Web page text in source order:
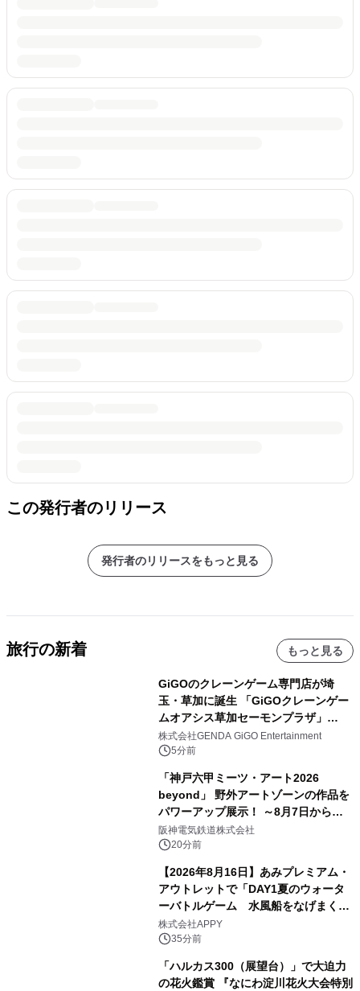
この発行者のリリース
発行者のリリースをもっと見る
旅行の新着 もっと見る
GiGOのクレーンゲーム専門店が埼
玉・草加に誕生 「GiGOクレーンゲー
ムオアシス草加セーモンプラザ」
2026年8月7日(金)10時グランドオープ
ン
株式会社GENDA GiGO Entertainment
5分前
「神戸六甲ミーツ・アート2026
beyond」 野外アートゾーンの作品を
パワーアップ展示！ ～8月7日からは
直前割パスポートを販売～
阪神電気鉄道株式会社
20分前
【2026年8月16日】あみプレミアム・
アウトレットで「DAY1夏のウォータ
ーバトルゲーム 水風船をなげまくろ
う！」を開催
株式会社APPY
35分前
「ハルカス300（展望台）」で大迫力
の花火鑑賞 『なにわ淀川花火大会特別